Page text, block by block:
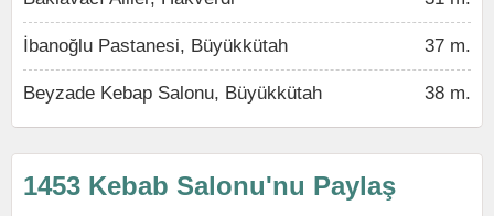
İbanoğlu Pastanesi, Büyükkütah 37 m.
Beyzade Kebap Salonu, Büyükkütah 38 m.
1453 Kebab Salonu'nu Paylaş